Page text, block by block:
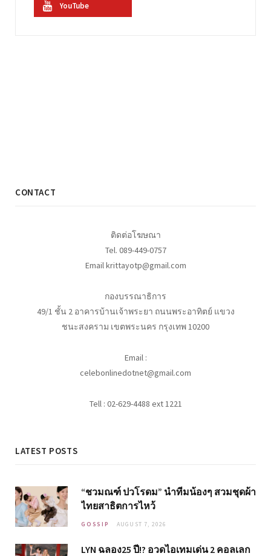
YouTube
CONTACT
ติดต่อโฆษณา
Tel. 089-449-0757
Email krittayotp@gmail.com
กองบรรณาธิการ
49/1 ชั้น 2 อาคารบ้านเจ้าพระยา ถนนพระอาทิตย์ แขวง
ชนะสงคราม เขตพระนคร กรุงเทพ 10200
Email :
celebonlinedotnet@gmail.com
Tell : 02-629-4488 ext 1221
LATEST POSTS
“ชวมณฑ์ ปวโรดม” นำทีมน้องๆ สวมชุดผ้า
ไทยสาธิตการไหว้
GOSSIP AUGUST 7, 2026
LYN ฉลอง25 ปี!? อวดไอเทมเด่น 2 คอลเลก